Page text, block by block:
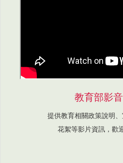
教育部影
提供教育相關政策說明
花絮等影片資訊，歡